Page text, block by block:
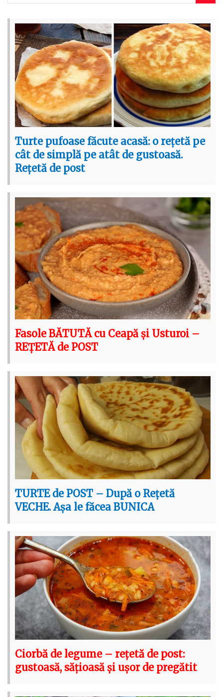
Turte pufoase făcute acasă: o rețetă pe
cât de simplă pe atât de gustoasă.
Rețetă de post
Fasole BĂTUTĂ cu Ceapă și Usturoi –
REȚETĂ de POST
TURTE de POST – După o Rețetă
VECHE. Așa le făcea BUNICA
Ciorbă de legume – rețetă de post:
gustoasă, sățioasă și ușor de pregătit